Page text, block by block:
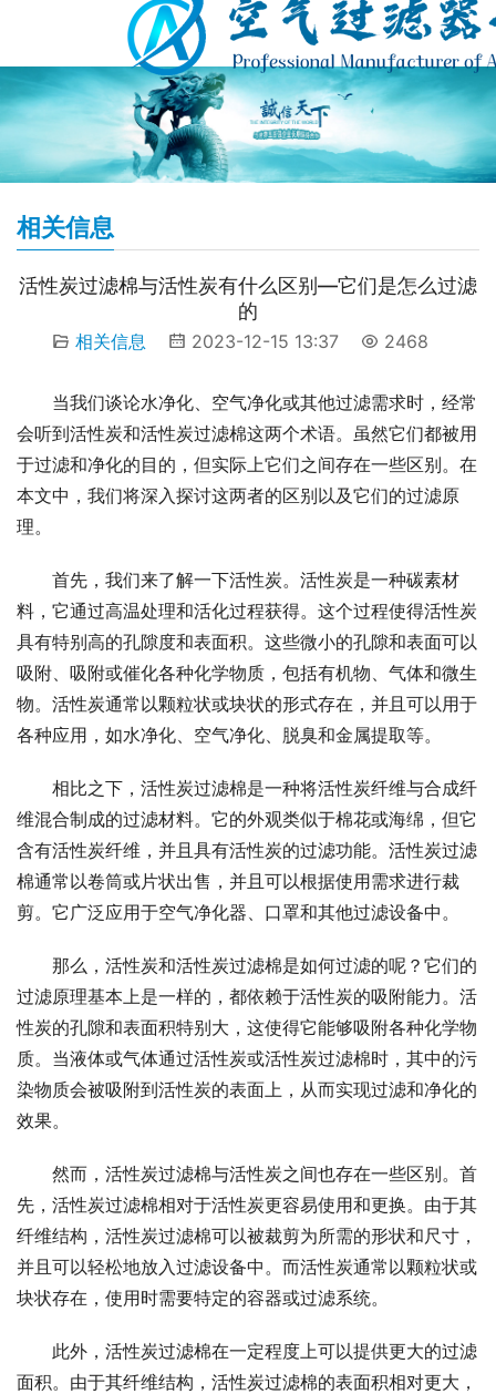
相关信息
活性炭过滤棉与活性炭有什么区别—它们是怎么过滤
的
相关信息 2023-12-15 13:37 2468
当我们谈论水净化、空气净化或其他过滤需求时，经常
会听到活性炭和活性炭过滤棉这两个术语。虽然它们都被用
于过滤和净化的目的，但实际上它们之间存在一些区别。在
本文中，我们将深入探讨这两者的区别以及它们的过滤原
理。
首先，我们来了解一下活性炭。活性炭是一种碳素材
料，它通过高温处理和活化过程获得。这个过程使得活性炭
具有特别高的孔隙度和表面积。这些微小的孔隙和表面可以
吸附、吸附或催化各种化学物质，包括有机物、气体和微生
物。活性炭通常以颗粒状或块状的形式存在，并且可以用于
各种应用，如水净化、空气净化、脱臭和金属提取等。
相比之下，活性炭过滤棉是一种将活性炭纤维与合成纤
维混合制成的过滤材料。它的外观类似于棉花或海绵，但它
含有活性炭纤维，并且具有活性炭的过滤功能。活性炭过滤
棉通常以卷筒或片状出售，并且可以根据使用需求进行裁
剪。它广泛应用于空气净化器、口罩和其他过滤设备中。
那么，活性炭和活性炭过滤棉是如何过滤的呢？它们的
过滤原理基本上是一样的，都依赖于活性炭的吸附能力。活
性炭的孔隙和表面积特别大，这使得它能够吸附各种化学物
质。当液体或气体通过活性炭或活性炭过滤棉时，其中的污
染物质会被吸附到活性炭的表面上，从而实现过滤和净化的
效果。
然而，活性炭过滤棉与活性炭之间也存在一些区别。首
先，活性炭过滤棉相对于活性炭更容易使用和更换。由于其
纤维结构，活性炭过滤棉可以被裁剪为所需的形状和尺寸，
并且可以轻松地放入过滤设备中。而活性炭通常以颗粒状或
块状存在，使用时需要特定的容器或过滤系统。
此外，活性炭过滤棉在一定程度上可以提供更大的过滤
面积。由于其纤维结构，活性炭过滤棉的表面积相对更大，